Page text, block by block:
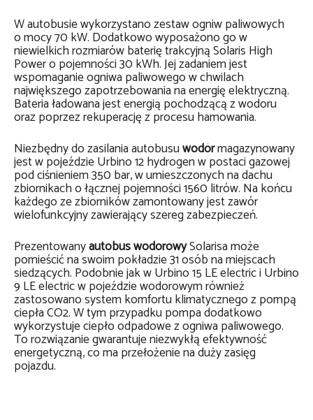
W autobusie wykorzystano zestaw ogniw paliwowych
o mocy 70 kW. Dodatkowo wyposażono go w
niewielkich rozmiarów baterię trakcyjną Solaris High
Power o pojemności 30 kWh. Jej zadaniem jest
wspomaganie ogniwa paliwowego w chwilach
największego zapotrzebowania na energię elektryczną.
Bateria ładowana jest energią pochodzącą z wodoru
oraz poprzez rekuperację z procesu hamowania.
Niezbędny do zasilania autobusuwodórmagazynowany
jest w pojeździe Urbino 12 hydrogen w postaci gazowej
pod ciśnieniem 350 bar, w umieszczonych na dachu
zbiornikach o łącznej pojemności 1560 litrów. Na końcu
każdego ze zbiorników zamontowany jest zawór
wielofunkcyjny zawierający szereg zabezpieczeń.
Prezentowanyautobus wodorowySolarisa może
pomieścić na swoim pokładzie 31 osób na miejscach
siedzących. Podobnie jak w Urbino 15 LE electric i Urbino
9 LE electric w pojeździe wodorowym również
zastosowano system komfortu klimatycznego z pompą
ciepła CO2. W tym przypadku pompa dodatkowo
wykorzystuje ciepło odpadowe z ogniwa paliwowego.
To rozwiązanie gwarantuje niezwykłą efektywność
energetyczną, co ma przełożenie na duży zasięg
pojazdu.